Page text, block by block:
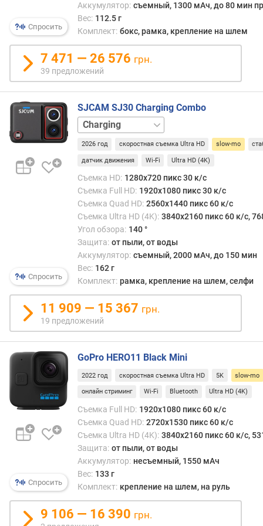
в
с
т
р
о
н
я
п
а
с
.
о
б
ъ
е
м
т
п
а
т
и
(
Г
Спросить
Аккумулятор: съемный, 1300 мАч, до 80 мин
Вес: 112.5 г
Комплект: бокс, рамка, крепление на шлем
7 471 — 26 576 грн.
39 предложений
Спросить
SJCAM SJ30 Charging Combo
базовый
набор
2026 год скоростная съемка Ultra HD slow-mo
датчик движения Wi-Fi Ultra HD (4K)
Съемка HD: 1280x720 пикс 30 к/с
Съемка Full HD: 1920x1080 пикс 30 к/с
Съемка Quad HD: 2560x1440 пикс 60 к/с
Съемка Ultra HD (4K): 3840x2160 пикс 60 к/с,
Угол обзора: 140 °
Защита: от пыли, от воды
Аккумулятор: съемный, 2000 мАч, до 150 мин
Вес: 162 г
Комплект: рамка, крепление на шлем, селфи
11 909 — 15 367 грн.
19 предложений
Спросить
GoPro HERO11 Black Mini
2022 год скоростная съемка Ultra HD 5K slow-mo
онлайн стриминг Wi-Fi Bluetooth Ultra HD (4K)
Съемка Full HD: 1920x1080 пикс 60 к/с
Съемка Quad HD: 2720x1530 пикс 60 к/с
Съемка Ultra HD (4K): 3840x2160 пикс 60 к/с,
Защита: от пыли, от воды
Аккумулятор: несъемный, 1550 мАч
Вес: 133 г
Комплект: крепление на шлем, на руль
9 106 — 16 390 грн.